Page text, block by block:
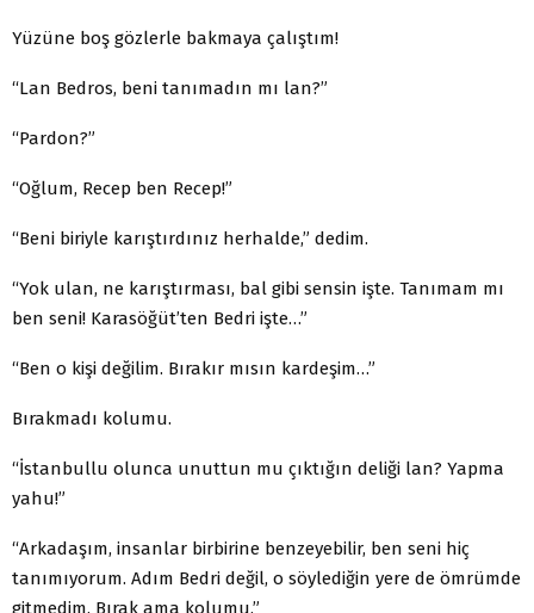
Yüzüne boş gözlerle bakmaya çalıştım!
“Lan Bedros, beni tanımadın mı lan?”
“Pardon?”
“Oğlum, Recep ben Recep!”
“Beni biriyle karıştırdınız herhalde,” dedim.
“Yok ulan, ne karıştırması, bal gibi sensin işte. Tanımam mı
ben seni! Karasöğüt’ten Bedri işte…”
“Ben o kişi değilim. Bırakır mısın kardeşim…”
Bırakmadı kolumu.
“İstanbullu olunca unuttun mu çıktığın deliği lan? Yapma
yahu!”
“Arkadaşım, insanlar birbirine benzeyebilir, ben seni hiç
tanımıyorum. Adım Bedri değil, o söylediğin yere de ömrümde
gitmedim. Bırak ama kolumu.”